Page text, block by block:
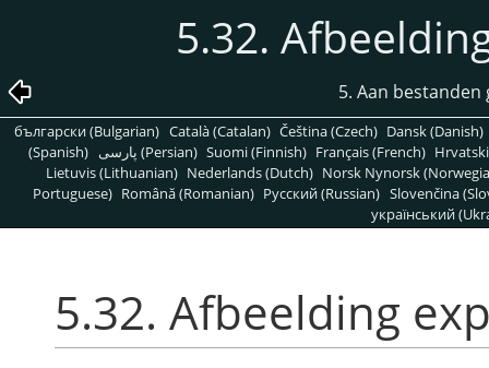
5.32.
5. Aan
български (Bulgarian) Català (Catalan) Čeština (Czech) Dansk (Danish)
(Spanish)
پارسی (Persian) Suomi (Finnish) Français (French)
Lietuvis (Lithuanian) Nederlands (Dutch) Norsk Nynorsk
Portuguese) Română (Romanian) Pусский (Russian) Slovenčina
український
5.32. Afbeelding